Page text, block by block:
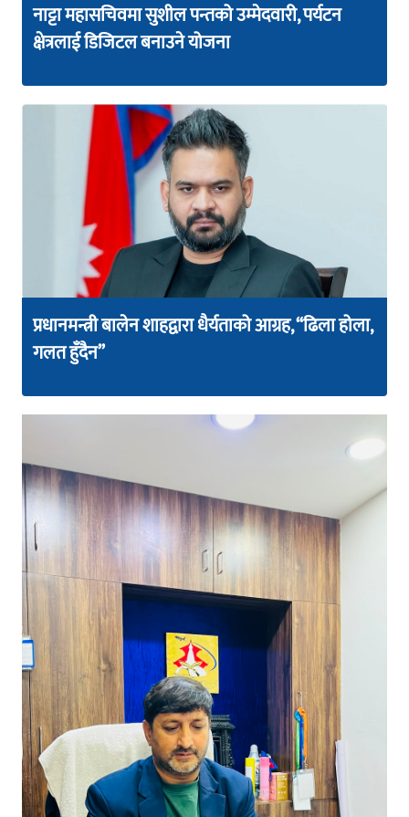
नाट्टा महासचिवमा सुशील पन्तको उम्मेदवारी, पर्यटन
क्षेत्रलाई डिजिटल बनाउने योजना
प्रधानमन्त्री बालेन शाहद्वारा धैर्यताको आग्रह, “ढिला होला,
गलत हुँदैन”